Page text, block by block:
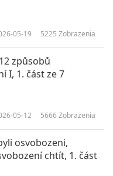
05-19 5225 Zobrazenia
způsobů
I, 1. část ze 7
05-12 5666Zobrazenia
osvobozeni,
chtít, 1. část